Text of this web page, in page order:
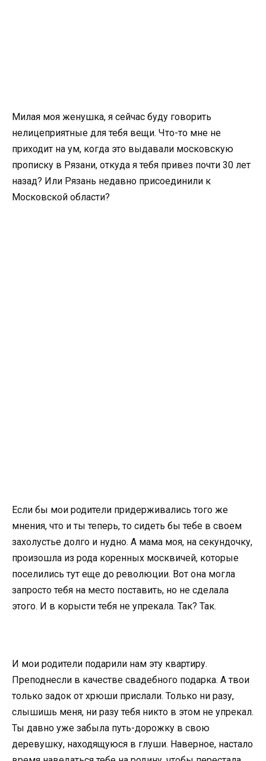
Милая моя женушка, я сейчас буду говорить
нелицеприятные для тебя вещи. Что-то мне не
приходит на ум, когда это выдавали московскую
прописку в Рязани, откуда я тебя привез почти 30 лет
назад? Или Рязань недавно присоединили к
Московской области?
Если бы мои родители придерживались того же
мнения, что и ты теперь, то сидеть бы тебе в своем
захолустье долго и нудно. А мама моя, на секундочку,
произошла из рода коренных москвичей, которые
поселились тут еще до революции. Вот она могла
запросто тебя на место поставить, но не сделала
этого. И в корысти тебя не упрекала. Так? Так.
И мои родители подарили нам эту квартиру.
Преподнесли в качестве свадебного подарка. А твои
только задок от хрюши прислали. Только ни разу,
слышишь меня, ни разу тебя никто в этом не упрекал.
Ты давно уже забыла путь-дорожку в свою
деревушку, находящуюся в глуши. Наверное, настало